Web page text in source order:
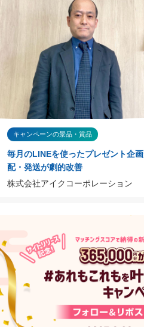
キャンペーンの景品・賞品
毎月のLINEを使ったプレゼント企
配・発送が劇的改善
株式会社アイクコーポレーション